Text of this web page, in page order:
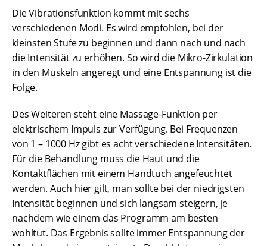
Die Vibrationsfunktion kommt mit sechs
verschiedenen Modi. Es wird empfohlen, bei der
kleinsten Stufe zu beginnen und dann nach und nach
die Intensität zu erhöhen. So wird die Mikro-Zirkulation
in den Muskeln angeregt und eine Entspannung ist die
Folge.
Des Weiteren steht eine Massage-Funktion per
elektrischem Impuls zur Verfügung. Bei Frequenzen
von 1 – 1000 Hz gibt es acht verschiedene Intensitäten.
Für die Behandlung muss die Haut und die
Kontaktflächen mit einem Handtuch angefeuchtet
werden. Auch hier gilt, man sollte bei der niedrigsten
Intensität beginnen und sich langsam steigern, je
nachdem wie einem das Programm am besten
wohltut. Das Ergebnis sollte immer Entspannung der